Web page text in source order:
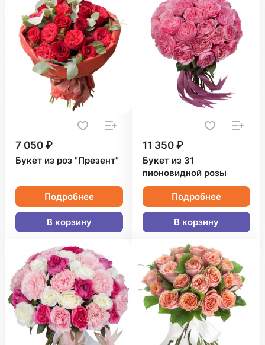
7 050 ₽
Букет из роз "Презент"
Подробнее
В корзину
11 350 ₽
Букет из 31
пионовидной розы
Подробнее
В корзину